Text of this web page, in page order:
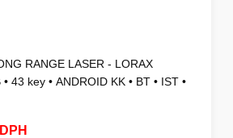
RANGE LASER - LORAX
43 key • ANDROID KK • BT • IST •